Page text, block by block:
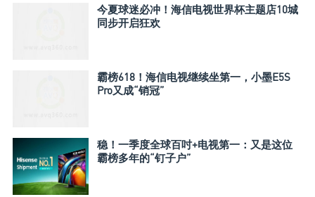
今夏球迷必冲！海信电视世界杯主题店10城
同步开启狂欢
霸榜618！海信电视继续坐第一，小墨E5S
Pro又成“销冠”
稳！一季度全球百吋+电视第一：又是这位
霸榜多年的“钉子户”